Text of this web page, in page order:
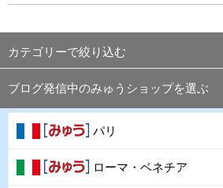
カテゴリーで絞り込む
ブログ発信中のみゅうショップを選ぶ
パリ
ローマ・ベネチア